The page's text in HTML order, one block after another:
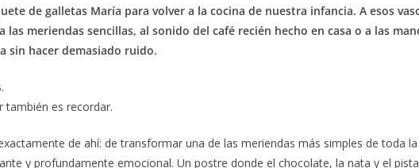
de galletas María para volver a la cocina de nuestra infancia. A esos
las meriendas sencillas, al sonido del café recién hecho en casa o a las
sin hacer demasiado ruido.
también es recordar.
de ahí: de transformar una de las meriendas más simples de toda la
y profundamente emocional. Un postre donde el chocolate, la nata y el